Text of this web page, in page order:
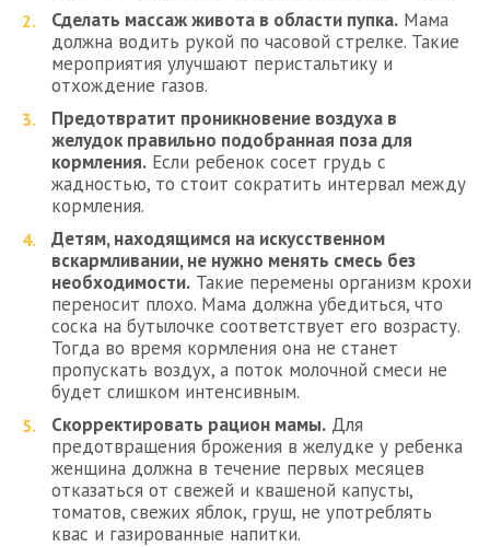
Сделать массаж живота в области пупка. Мама
должна водить рукой по часовой стрелке. Такие
мероприятия улучшают перистальтику и
отхождение газов.
Предотвратит проникновение воздуха в
желудок правильно подобранная поза для
кормления. Если ребенок сосет грудь с
жадностью, то стоит сократить интервал между
кормления.
Детям, находящимся на искусственном
вскармливании, не нужно менять смесь без
необходимости. Такие перемены организм крохи
переносит плохо. Мама должна убедиться, что
соска на бутылочке соответствует его возрасту.
Тогда во время кормления она не станет
пропускать воздух, а поток молочной смеси не
будет слишком интенсивным.
Скорректировать рацион мамы. Для
предотвращения брожения в желудке у ребенка
женщина должна в течение первых месяцев
отказаться от свежей и квашеной капусты,
томатов, свежих яблок, груш, не употреблять
квас и газированные напитки.